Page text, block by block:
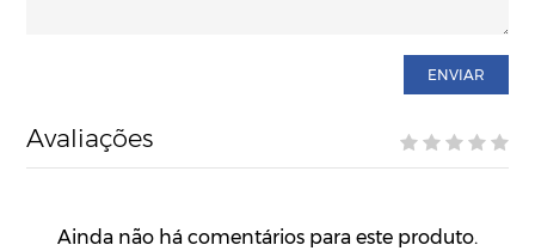
ENVIAR
Avaliações
Ainda não há comentários para este produto.